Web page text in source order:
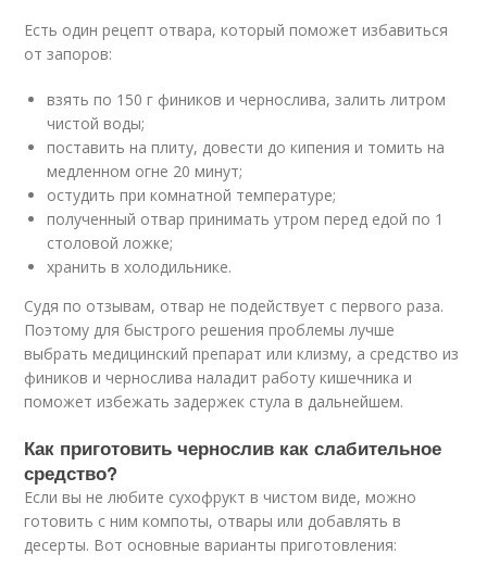
Есть один рецепт отвара, который поможет избавиться
от запоров:
взять по 150 г фиников и чернослива, залить литром
чистой воды;
поставить на плиту, довести до кипения и томить на
медленном огне 20 минут;
остудить при комнатной температуре;
полученный отвар принимать утром перед едой по 1
столовой ложке;
хранить в холодильнике.
Судя по отзывам, отвар не подействует с первого раза.
Поэтому для быстрого решения проблемы лучше
выбрать медицинский препарат или клизму, а средство из
фиников и чернослива наладит работу кишечника и
поможет избежать задержек стула в дальнейшем.
Как приготовить чернослив как слабительное
средство?
Если вы не любите сухофрукт в чистом виде, можно
готовить с ним компоты, отвары или добавлять в
десерты. Вот основные варианты приготовления: